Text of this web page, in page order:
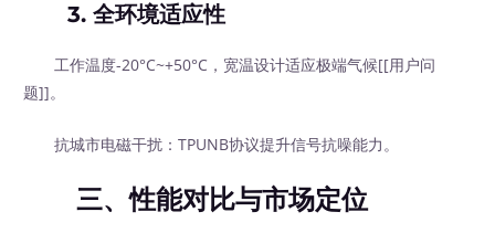
3. 全环境适应性
工作温度-20°C~+50°C，宽温设计适应极端气候[[用户问
题]]。
抗城市电磁干扰：TPUNB协议提升信号抗噪能力。
三、性能对比与市场定位